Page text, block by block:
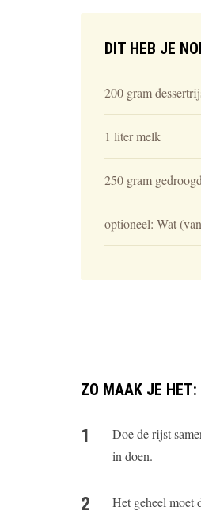
DIT HEB JE
200 gram
1 liter melk
250 gram
optioneel: Wat
ZO MAAK JE HET:
Doe de rijst
in doen.
Het geheel moet